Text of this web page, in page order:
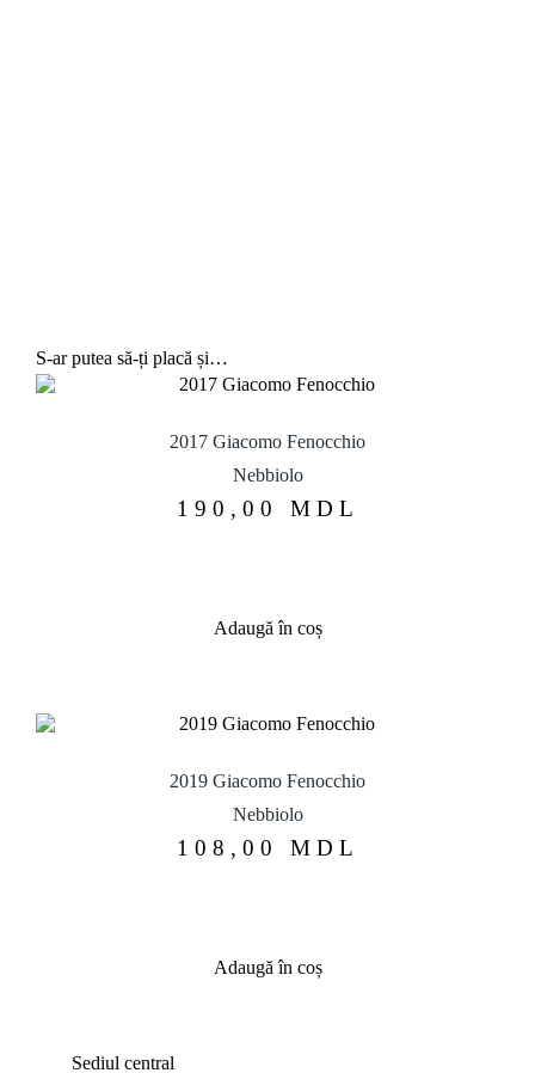
S-ar putea să-ți placă și…
2017 Giacomo Fenocchio
Nebbiolo
190,00 MDL
Adaugă în coș
2019 Giacomo Fenocchio
Nebbiolo
108,00 MDL
Adaugă în coș
Sediul central